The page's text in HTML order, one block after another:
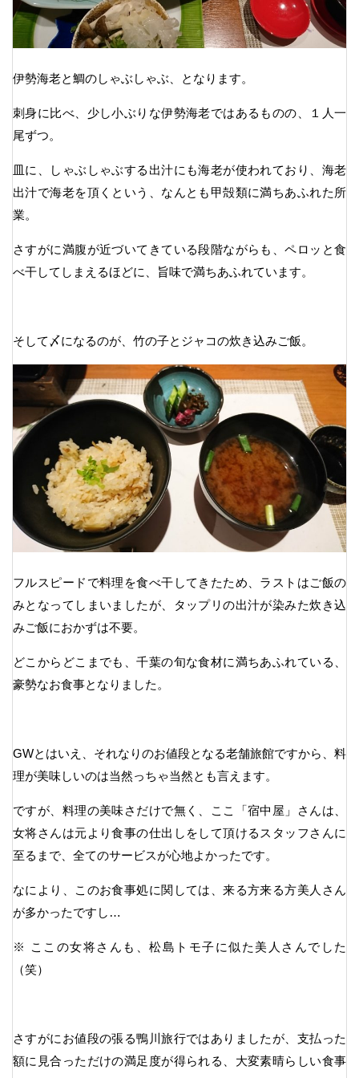
伊勢海老と鯛のしゃぶしゃぶ、となります。
刺身に比べ、少し小ぶりな伊勢海老ではあるものの、１人一
尾ずつ。
皿に、しゃぶしゃぶする出汁にも海老が使われており、海老
出汁で海老を頂くという、なんとも甲殻類に満ちあふれた所
業。
さすがに満腹が近づいてきている段階ながらも、ペロッと食
べ干してしまえるほどに、旨味で満ちあふれています。
そして〆になるのが、竹の子とジャコの炊き込みご飯。
フルスピードで料理を食べ干してきたため、ラストはご飯の
みとなってしまいましたが、タップリの出汁が染みた炊き込
みご飯におかずは不要。
どこからどこまでも、千葉の旬な食材に満ちあふれている、
豪勢なお食事となりました。
GWとはいえ、それなりのお値段となる老舗旅館ですから、料
理が美味しいのは当然っちゃ当然とも言えます。
ですが、料理の美味さだけで無く、ここ「宿中屋」さんは、
女将さんは元より食事の仕出しをして頂けるスタッフさんに
至るまで、全てのサービスが心地よかったです。
なにより、このお食事処に関しては、来る方来る方美人さん
が多かったですし…
※ ここの女将さんも、松島トモ子に似た美人さんでした
（笑）
さすがにお値段の張る鴨川旅行ではありましたが、支払った
額に見合っただけの満足度が得られる、大変素晴らしい食事